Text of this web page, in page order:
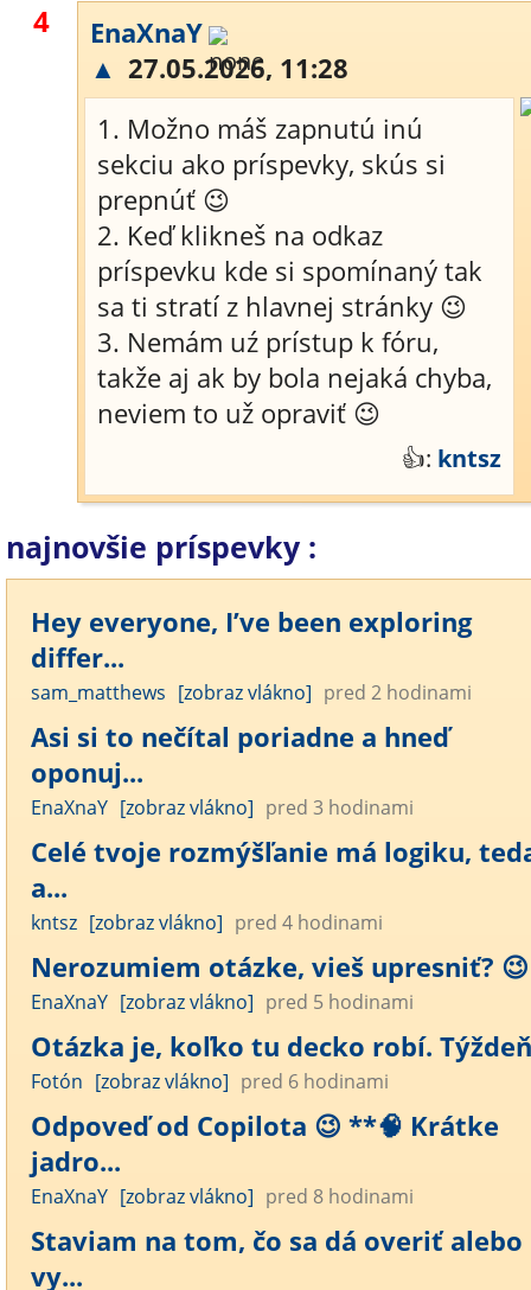
4
EnaXnaY
▲ 27.05.2026, 11:28
1. Možno máš zapnutú inú
sekciu ako príspevky, skús si
prepnúť 😉
2. Keď klikneš na odkaz
príspevku kde si spomínaný tak
sa ti stratí z hlavnej stránky 😉
3. Nemám uź prístup k fóru,
takže aj ak by bola nejaká chyba,
neviem to už opraviť 😉
👍: kntsz
najnovšie príspevky :
Hey everyone, I’ve been exploring
differ...
sam_matthews [zobraz vlákno] pred 2 hodinami
Asi si to nečítal poriadne a hneď
oponuj...
EnaXnaY [zobraz vlákno] pred 3 hodinami
Celé tvoje rozmýšľanie má logiku,
a...
kntsz [zobraz vlákno] pred 4 hodinami
Nerozumiem otázke, vieš upresniť? 😉
EnaXnaY [zobraz vlákno] pred 5 hodinami
Otázka je, koľko tu decko robí.
Fotón [zobraz vlákno] pred 6 hodinami
Odpoveď od Copilota 😉 **🧠 Krátke
jadro...
EnaXnaY [zobraz vlákno] pred 8 hodinami
Staviam na tom, čo sa dá overiť alebo
vy...